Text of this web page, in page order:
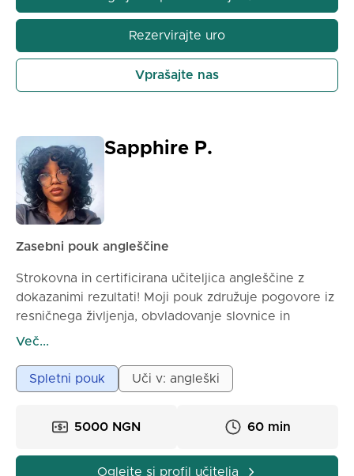
nasveti in metode, ki prihranijo čas.
3) Samozavest v matematiki – ne le pomnjenje,
temveč razumevanje in uporaba znanja.
Rezervirajte uro
Vprašajte nas
Sapphire P.
Zasebni pouk angleščine
Strokovna in certificirana učiteljica angleščine z
dokazanimi rezultati! Moji pouk združuje pogovore iz
resničnega življenja, obvladovanje slovnice in
treniranje samozavesti – spremenim dvomljive
Več...
Spletni pouk Uči v: angleški
5000 NGN 60 min
Oglejte si profil učitelja